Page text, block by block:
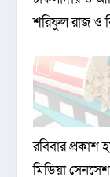
শরিফুল রাজ ও
রবিবার
মিডিয়া